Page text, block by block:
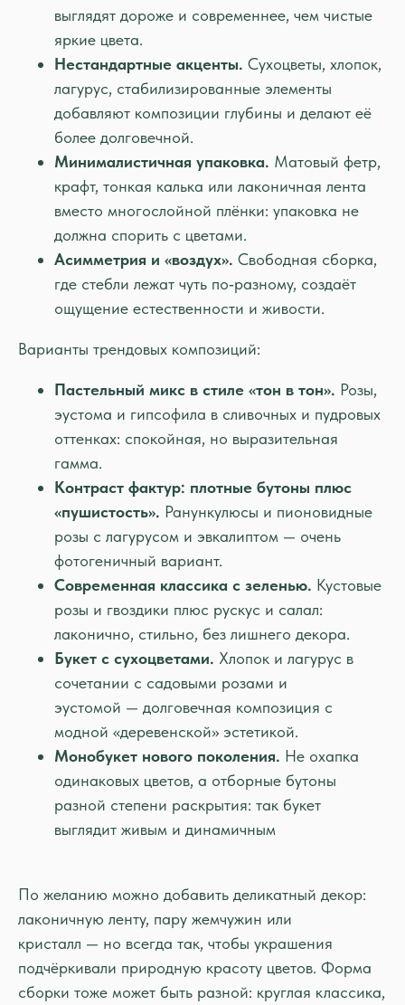
выглядят дороже и современнее, чем чистые
яркие цвета.
Нестандартные акценты. Сухоцветы, хлопок,
лагурус, стабилизированные элементы
добавляют композиции глубины и делают её
более долговечной.
Минималистичная упаковка. Матовый фетр,
крафт, тонкая калька или лаконичная лента
вместо многослойной плёнки: упаковка не
должна спорить с цветами.
Асимметрия и «воздух». Свободная сборка,
где стебли лежат чуть по‑разному, создаёт
ощущение естественности и живости.
Варианты трендовых композиций:
Пастельный микс в стиле «тон в тон». Розы,
эустома и гипсофила в сливочных и пудровых
оттенках: спокойная, но выразительная
гамма.
Контраст фактур: плотные бутоны плюс
«пушистость». Ранункулюсы и пионовидные
розы с лагурусом и эвкалиптом — очень
фотогеничный вариант.
Современная классика с зеленью. Кустовые
розы и гвоздики плюс рускус и салал:
лаконично, стильно, без лишнего декора.
Букет с сухоцветами. Хлопок и лагурус в
сочетании с садовыми розами и
эустомой — долговечная композиция с
модной «деревенской» эстетикой.
Монобукет нового поколения. Не охапка
одинаковых цветов, а отборные бутоны
разной степени раскрытия: так букет
выглядит живым и динамичным
По желанию можно добавить деликатный декор:
лаконичную ленту, пару жемчужин или
кристалл — но всегда так, чтобы украшения
подчёркивали природную красоту цветов. Форма
сборки тоже может быть разной: круглая классика,